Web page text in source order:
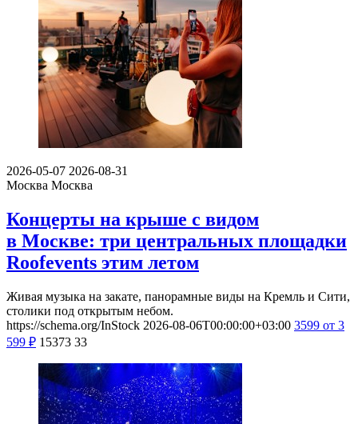
2026-05-07 2026-08-31
Москва Москва
Концерты на крыше с видом
в Москве: три центральных площадки
Roofevents этим летом
Живая музыка на закате, панорамные виды на Кремль и Сити,
столики под открытым небом.
https://schema.org/InStock 2026-08-06T00:00:00+03:00 3599 от 3
599 ₽ 15373 33